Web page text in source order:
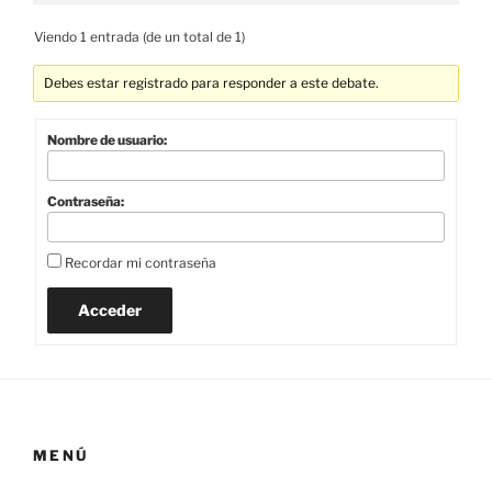
Viendo 1 entrada (de un total de 1)
Debes estar registrado para responder a este debate.
Nombre de usuario:
Contraseña:
Recordar mi contraseña
Acceder
MENÚ